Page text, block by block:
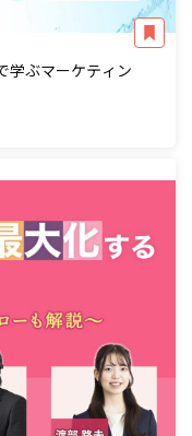
学ぶマーケティン